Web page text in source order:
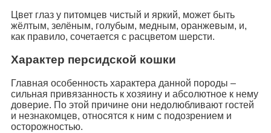
Цвет глаз у питомцев чистый и яркий, может быть
жёлтым, зелёным, голубым, медным, оранжевым, и,
как правило, сочетается с расцветом шерсти.
Характер персидской кошки
Главная особенность характера данной породы –
сильная привязанность к хозяину и абсолютное к нему
доверие. По этой причине они недолюбливают гостей
и незнакомцев, относятся к ним с подозрением и
осторожностью.